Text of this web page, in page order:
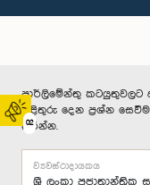
02
පාර්ලිමේන්තු කටයුතුවලට
පිළිතුරු දෙන ප්‍රශ්න
කරන්න.
ව්‍යවස්ථාදායකය